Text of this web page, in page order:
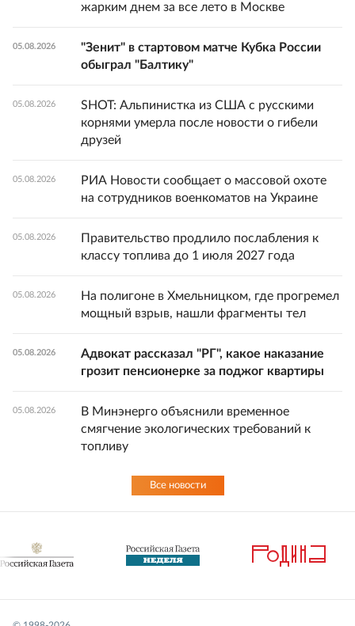
жарким днем за все лето в Москве
05.08.2026
"Зенит" в стартовом матче Кубка России
обыграл "Балтику"
05.08.2026
SHOT: Альпинистка из США с русскими
корнями умерла после новости о гибели
друзей
05.08.2026
РИА Новости сообщает о массовой охоте
на сотрудников военкоматов на Украине
05.08.2026
Правительство продлило послабления к
классу топлива до 1 июля 2027 года
05.08.2026
На полигоне в Хмельницком, где прогремел
мощный взрыв, нашли фрагменты тел
05.08.2026
Адвокат рассказал "РГ", какое наказание
грозит пенсионерке за поджог квартиры
05.08.2026
В Минэнерго объяснили временное
смягчение экологических требований к
топливу
Все новости